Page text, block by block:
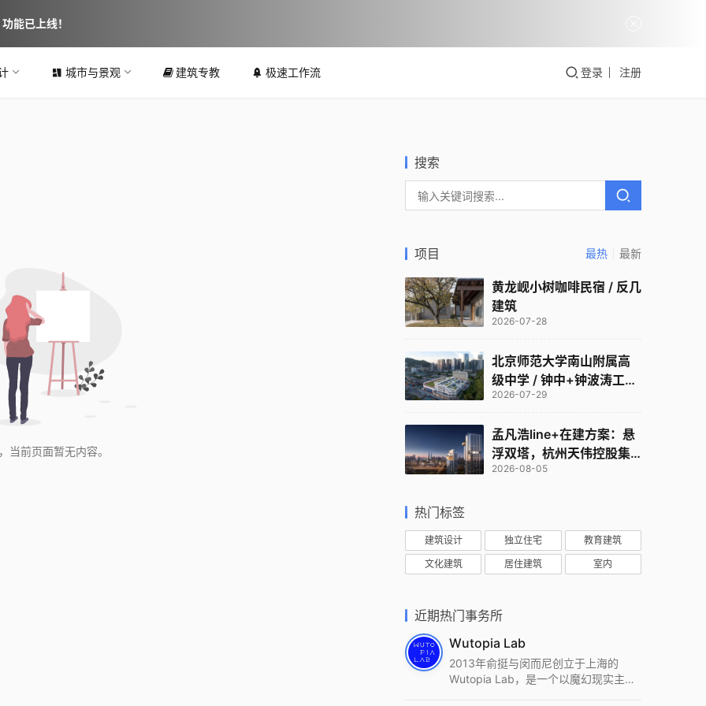
城市与景观 建筑专教 极速工作流 登录 注册
当前页面暂无内容。
搜索
项目 最热 最新
黄龙岘小树咖啡民宿 / 反几
建筑
2026-07-28
北京师范大学南山附属高
级中学 / 钟中+钟波涛工作
室
2026-07-29
孟凡浩line+在建方案：悬
浮双塔，杭州天伟控股集
团总部
2026-08-05
热门标签
建筑设计 独立住宅 教育建筑
文化建筑 居住建筑 室内
近期热门事务所
Wutopia Lab
2013年俞挺与闵而尼创立于上海的
Wutopia Lab，是一个以魔幻现实主
能已上线！